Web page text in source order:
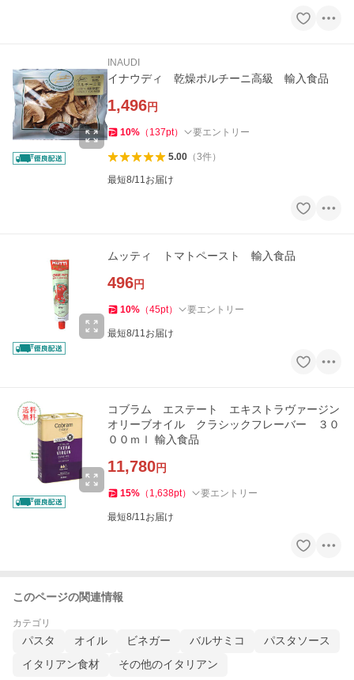
INAUDI
イナウディ 乾燥ポルチーニ高級 輸入食品
1,496円
10% （ 137pt） 要エントリー
5.00（3件）
最短8/11お届け
ムッティ トマトペースト 輸入食品
496円
10% （45pt） 要エントリー
最短8/11お届け
コブラム エステート エキストラヴァージン
オリーブオイル クラシックフレーバー ３０
００ｍｌ 輸入食品
11,780円
15% （ 1,638pt） 要エントリー
最短8/11お届け
このページの関連情報
カテゴリ
パスタ オイル ビネガー バルサミコ
パスタソース
イタリアン食材
その他のイタリアン